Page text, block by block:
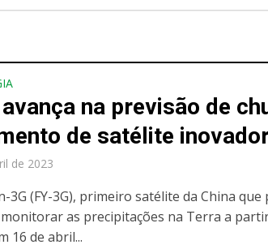
na previsão de
de satélite
de 2023
3G (FY-3G), primeiro satélite da China
as precipitações na Terra a
16 de abril...